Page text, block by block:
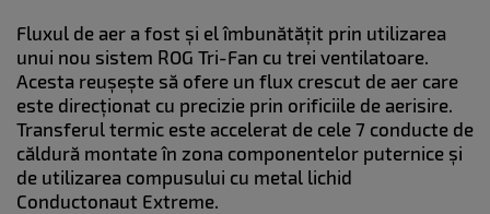
Fluxul de aer a fost și el îmbunătățit prin utilizarea
unui nou sistem ROG Tri-Fan cu trei ventilatoare.
Acesta reușește să ofere un flux crescut de aer care
este direcționat cu precizie prin orificiile de aerisire.
Transferul termic este accelerat de cele 7 conducte de
căldură montate în zona componentelor puternice și
de utilizarea compusului cu metal lichid
Conductonaut Extreme.